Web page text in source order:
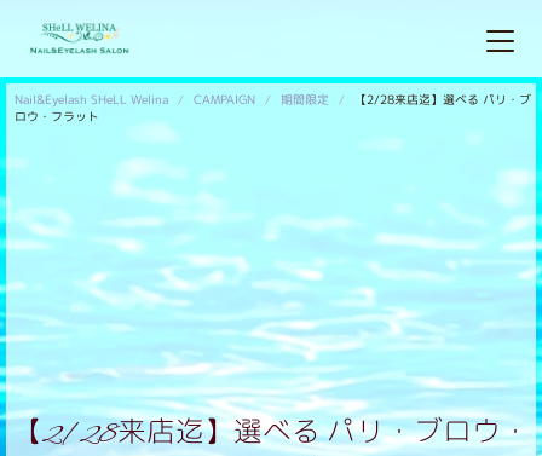
Nail&Eyelash SHeLL Welina CAMPAIGN 期間限定
【2/28来店迄】選べる パリ・ブ
ロウ・フラット
【2/28来店迄】選べる パリ・ブロウ・